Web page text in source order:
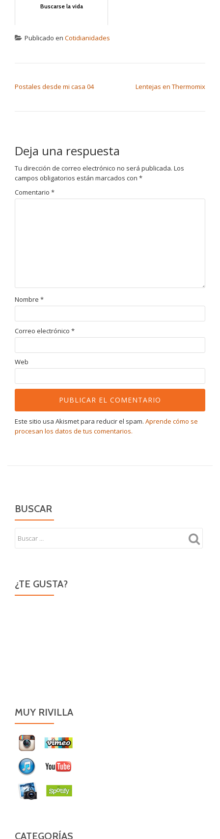
Buscarse la vida
Publicado en Cotidianidades
Postales desde mi casa 04 Lentejas en Thermomix
Deja una respuesta
Tu dirección de correo electrónico no será publicada. Los
campos obligatorios están marcados con *
Comentario *
Nombre *
Correo electrónico *
Web
Este sitio usa Akismet para reducir el spam. Aprende cómo se
procesan los datos de tus comentarios.
BUSCAR
¿TE GUSTA?
MUY RIVILLA
CATEGORÍAS